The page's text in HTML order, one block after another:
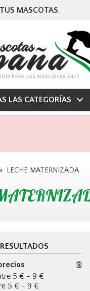
MASCOTAS
LAS CATEGORÍAS
LECHE MATERNIZADA
5 € - 9 €
5 € - 9 €